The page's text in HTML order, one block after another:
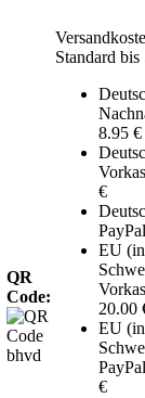
QR
Code:
Standard bis
8.95 €
€
EU
20.00
EU
€